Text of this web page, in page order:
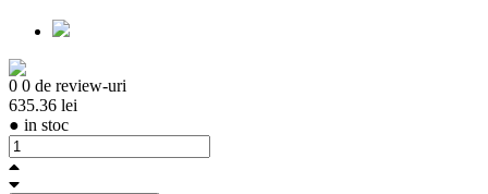
0 0 de review-uri
635.36 lei
● in stoc